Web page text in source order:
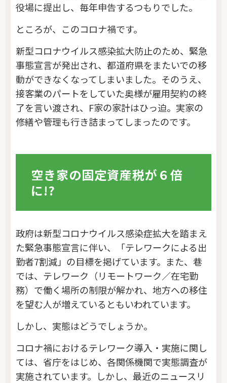
役場に提出し、毎年申告するつもりでした。
ところが、このコロナ禍です。
新型コロナウイルス感染拡大防止のため、緊急
事態宣言が発出され、都道府県をまたいでの移
動ができなくなってしまいました。そのうえ、
接客業のパートをしていた奥様が雇用契約の終
了を言い渡され、F家の家計はひっ迫。実家の
修繕や管理も行き詰まってしまったのです。
空き家の固定資産税が６倍
に!?
政府は新型コロナウイルス感染症拡大を踏まえ
た緊急事態宣言に伴い、「テレワークによる出
勤者7割減」の目標を掲げています。また、巷
では、テレワーク（リモートワーク／在宅勤
務）で働く場所の制限が解かれ、地方への移住
を望む人が増えているともいわれています。
しかし、実態はどうでしょうか。
コロナ禍におけるテレワーク導入・実施に関し
ては、省庁をはじめ、各関係機関で実態調査が
実施されています。しかし、最近のニュースリ